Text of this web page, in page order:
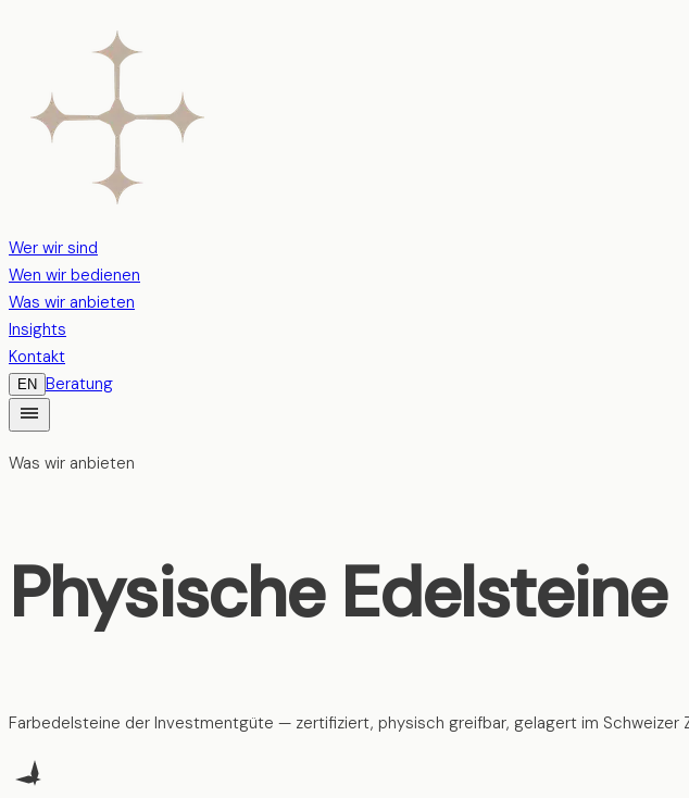
Wer wir sind
Wen wir bedienen
Was wir anbieten
Insights
Kontakt
EN Beratung
Was wir anbieten
Physische Edelsteine
Farbedelsteine der Investmentgüte — zertifiziert, physisch greifbar, gelagert im